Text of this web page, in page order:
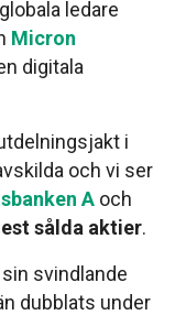
ledare
Micron
digitala
i
och vi ser
A och
sålda aktier.
svindlande
dubblats under